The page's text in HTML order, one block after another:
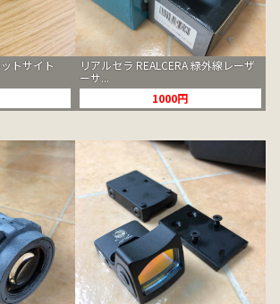
トサイト
リアルセラ REALCERA 緑外線レーザ
ーサ...
1000円